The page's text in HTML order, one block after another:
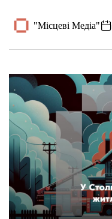
"Місцеві Медіа"